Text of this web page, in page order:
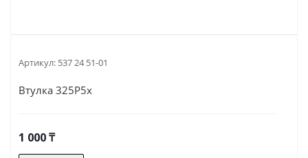
Артикул: 537 24 51-01
Втулка 325P5x
1 000₸